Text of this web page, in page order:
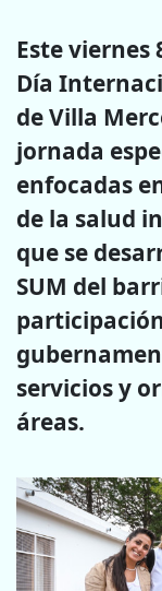
Este viernes
Día
de Villa
jornada
enfocadas
de la salud
que se
SUM del
servicios y
áreas.